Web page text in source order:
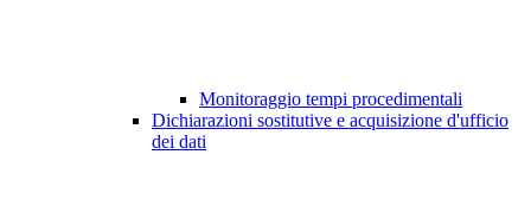
Monitoraggio tempi procedimentali
Dichiarazioni sostitutive e acquisizione d'ufficio
dei dati